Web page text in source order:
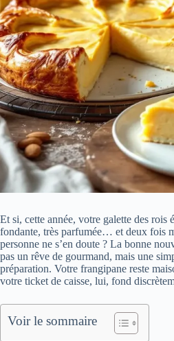
Et si, cette année, votre galette des rois
fondante, très parfumée… et deux fois
personne ne s’en doute ? La bonne
pas un rêve de gourmand, mais une
préparation. Votre frangipane reste
votre ticket de caisse, lui, fond
Voir le sommaire